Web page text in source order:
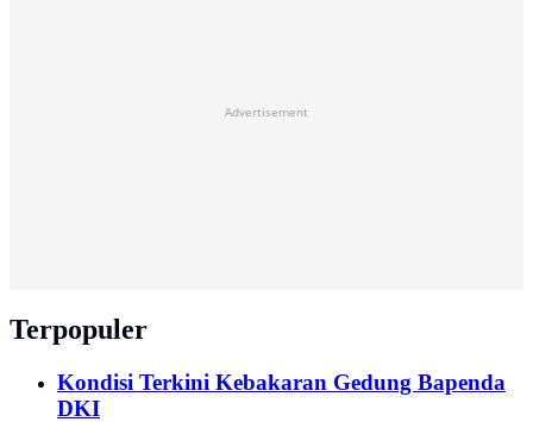
Advertisement
Terpopuler
Kondisi Terkini Kebakaran Gedung Bapenda
DKI